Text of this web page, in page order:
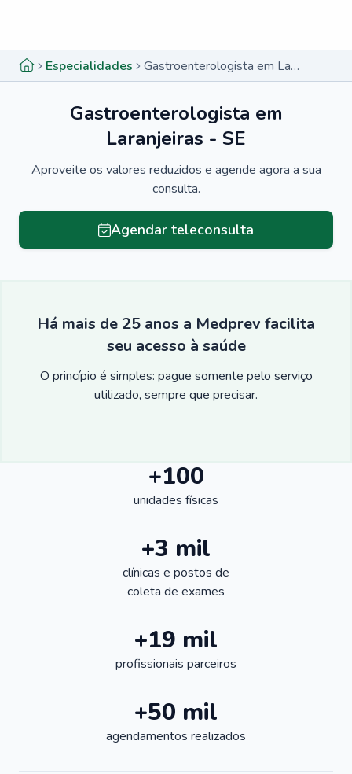
Especialidades Gastroenterologista em Laranjeiras - SE
Gastroenterologista em
Laranjeiras - SE
Aproveite os valores reduzidos e agende agora a sua
consulta.
Agendar teleconsulta
Há mais de 25 anos a Medprev facilita
seu acesso à saúde
O princípio é simples: pague somente pelo serviço
utilizado, sempre que precisar.
+100
unidades físicas
+3 mil
clínicas e postos de
coleta de exames
+19 mil
profissionais parceiros
+50 mil
agendamentos realizados